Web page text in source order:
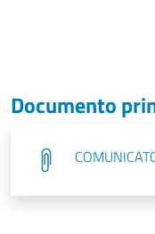
Documento